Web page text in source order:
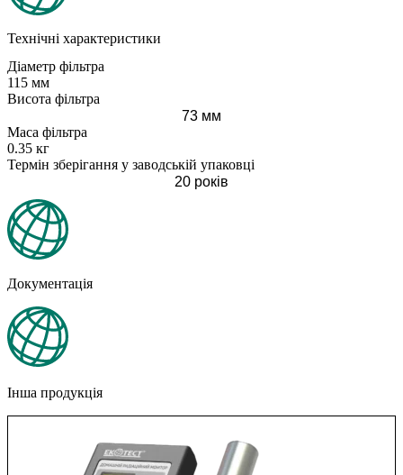
Технічні характеристики
Діаметр фільтра
115 мм
Висота фільтра
73 мм
Маса фільтра
0.35 кг
Термін зберігання у заводській упаковці
20 років
Документація
Інша продукція